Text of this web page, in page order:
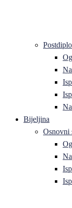
Bijeljina
Osnovni